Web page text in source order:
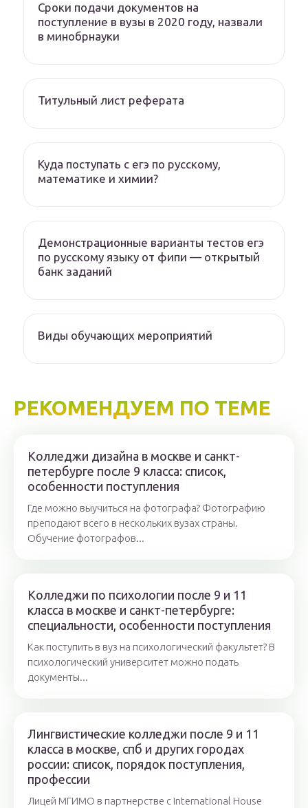
Сроки подачи документов на
поступление в вузы в 2020 году, назвали
в минобрнауки
Титульный лист реферата
Куда поступать с егэ по русскому,
математике и химии?
Демонстрационные варианты тестов егэ
по русскому языку от фипи — открытый
банк заданий
Виды обучающих мероприятий
РЕКОМЕНДУЕМ ПО ТЕМЕ
Колледжи дизайна в москве и санкт-
петербурге после 9 класса: список,
особенности поступления
Где можно выучиться на фотографа? Фотографию
преподают всего в нескольких вузах страны.
Обучение фотографов...
Колледжи по психологии после 9 и 11
класса в москве и санкт-петербурге:
специальности, особенности поступления
Как поступить в вуз на психологический факультет? В
психологический университет можно подать
документы...
Лингвистические колледжи после 9 и 11
класса в москве, спб и других городах
россии: список, порядок поступления,
профессии
Лицей МГИМО в партнерстве с International House